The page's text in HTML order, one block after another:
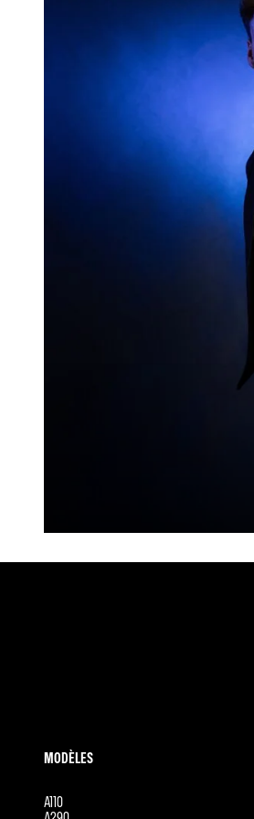
MODÈLES
A110